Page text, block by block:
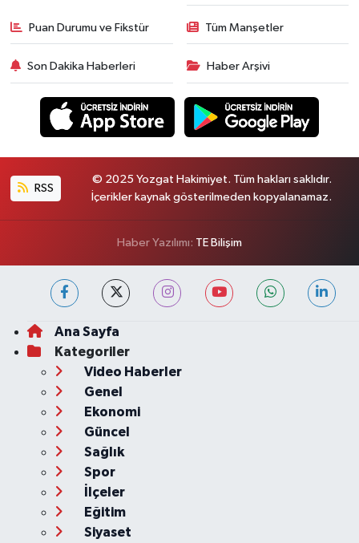
Puan Durumu ve Fikstür Tüm Manşetler
Son Dakika Haberleri Haber Arşivi
RSS
© 2025 Yozgat Hakimiyet. Tüm hakları saklıdır.
İçerikler kaynak gösterilmeden kopyalanamaz.
Haber Yazılımı: TE Bilişim
Ana Sayfa
Kategoriler
Video Haberler
Genel
Ekonomi
Güncel
Sağlık
Spor
İlçeler
Eğitim
Siyaset